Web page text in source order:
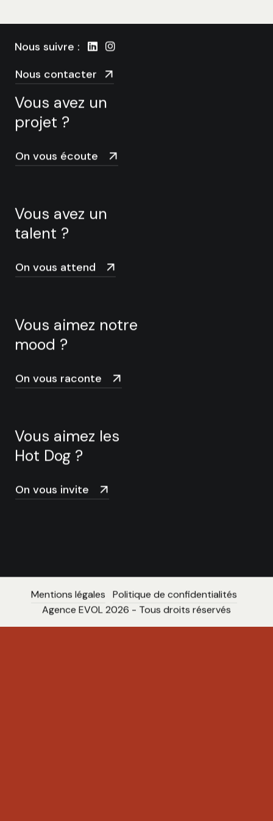
Nous suivre :
Nous contacter
Vous avez un
projet ?
On vous écoute
Vous avez un
talent ?
On vous attend
Vous aimez notre
mood ?
On vous raconte
Vous aimez les
Hot Dog ?
On vous invite
Mentions légales
Politique de confidentialités
Agence EVOL 2026 - Tous droits réservés